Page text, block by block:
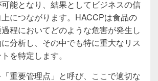
能となり、結果としてビジネスの信
につながります。HACCPは食品の
程においてどのような危害が発生し
分析し、その中でも特に重大なリス
を特定します。
重要管理点」と呼び、ここで適切な